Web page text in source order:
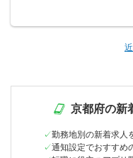
京都府の新
勤務地別の新着求人
通知設定でおすすめ